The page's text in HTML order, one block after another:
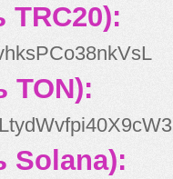
TRC20):
TON):
Solana):